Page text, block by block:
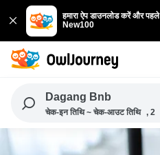
हमारा ऐप डाउनलोड करें और
New100
Dagang Bnb
चेक-इन तिथि ~ चेक-आउट तिथि , 2